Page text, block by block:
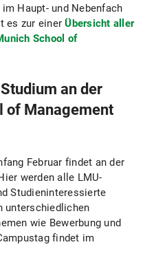
Haupt- und Nebenfach
es zur einerÜbersicht aller
School of
an der
of Management
Februar findet an der
werden alle LMU-
Studieninteressierte
unterschiedlichen
wie Bewerbung und
findet im